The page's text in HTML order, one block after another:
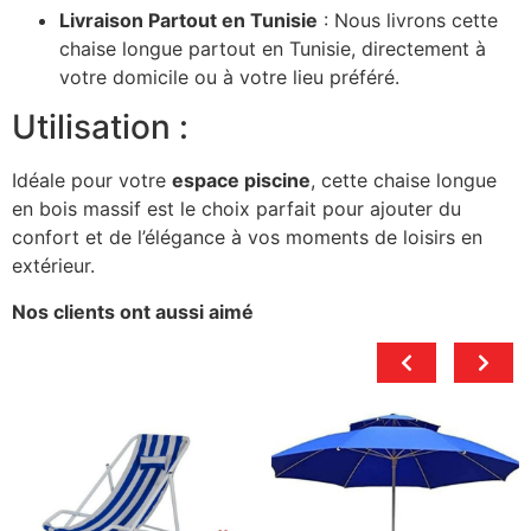
Livraison Partout en Tunisie : Nous livrons cette
chaise longue partout en Tunisie, directement à
votre domicile ou à votre lieu préféré.
Utilisation :
Idéale pour votre espace piscine, cette chaise longue
en bois massif est le choix parfait pour ajouter du
confort et de l’élégance à vos moments de loisirs en
extérieur.
Nos clients ont aussi aimé